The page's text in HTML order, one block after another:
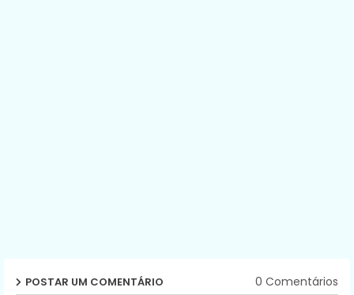
POSTAR UM COMENTÁRIO 0 Comentários